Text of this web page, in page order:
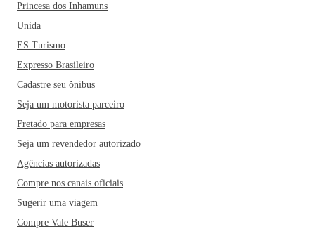
Princesa dos Inhamuns
Unida
ES Turismo
Expresso Brasileiro
Cadastre seu ônibus
Seja um motorista parceiro
Fretado para empresas
Seja um revendedor autorizado
Agências autorizadas
Compre nos canais oficiais
Sugerir uma viagem
Compre Vale Buser